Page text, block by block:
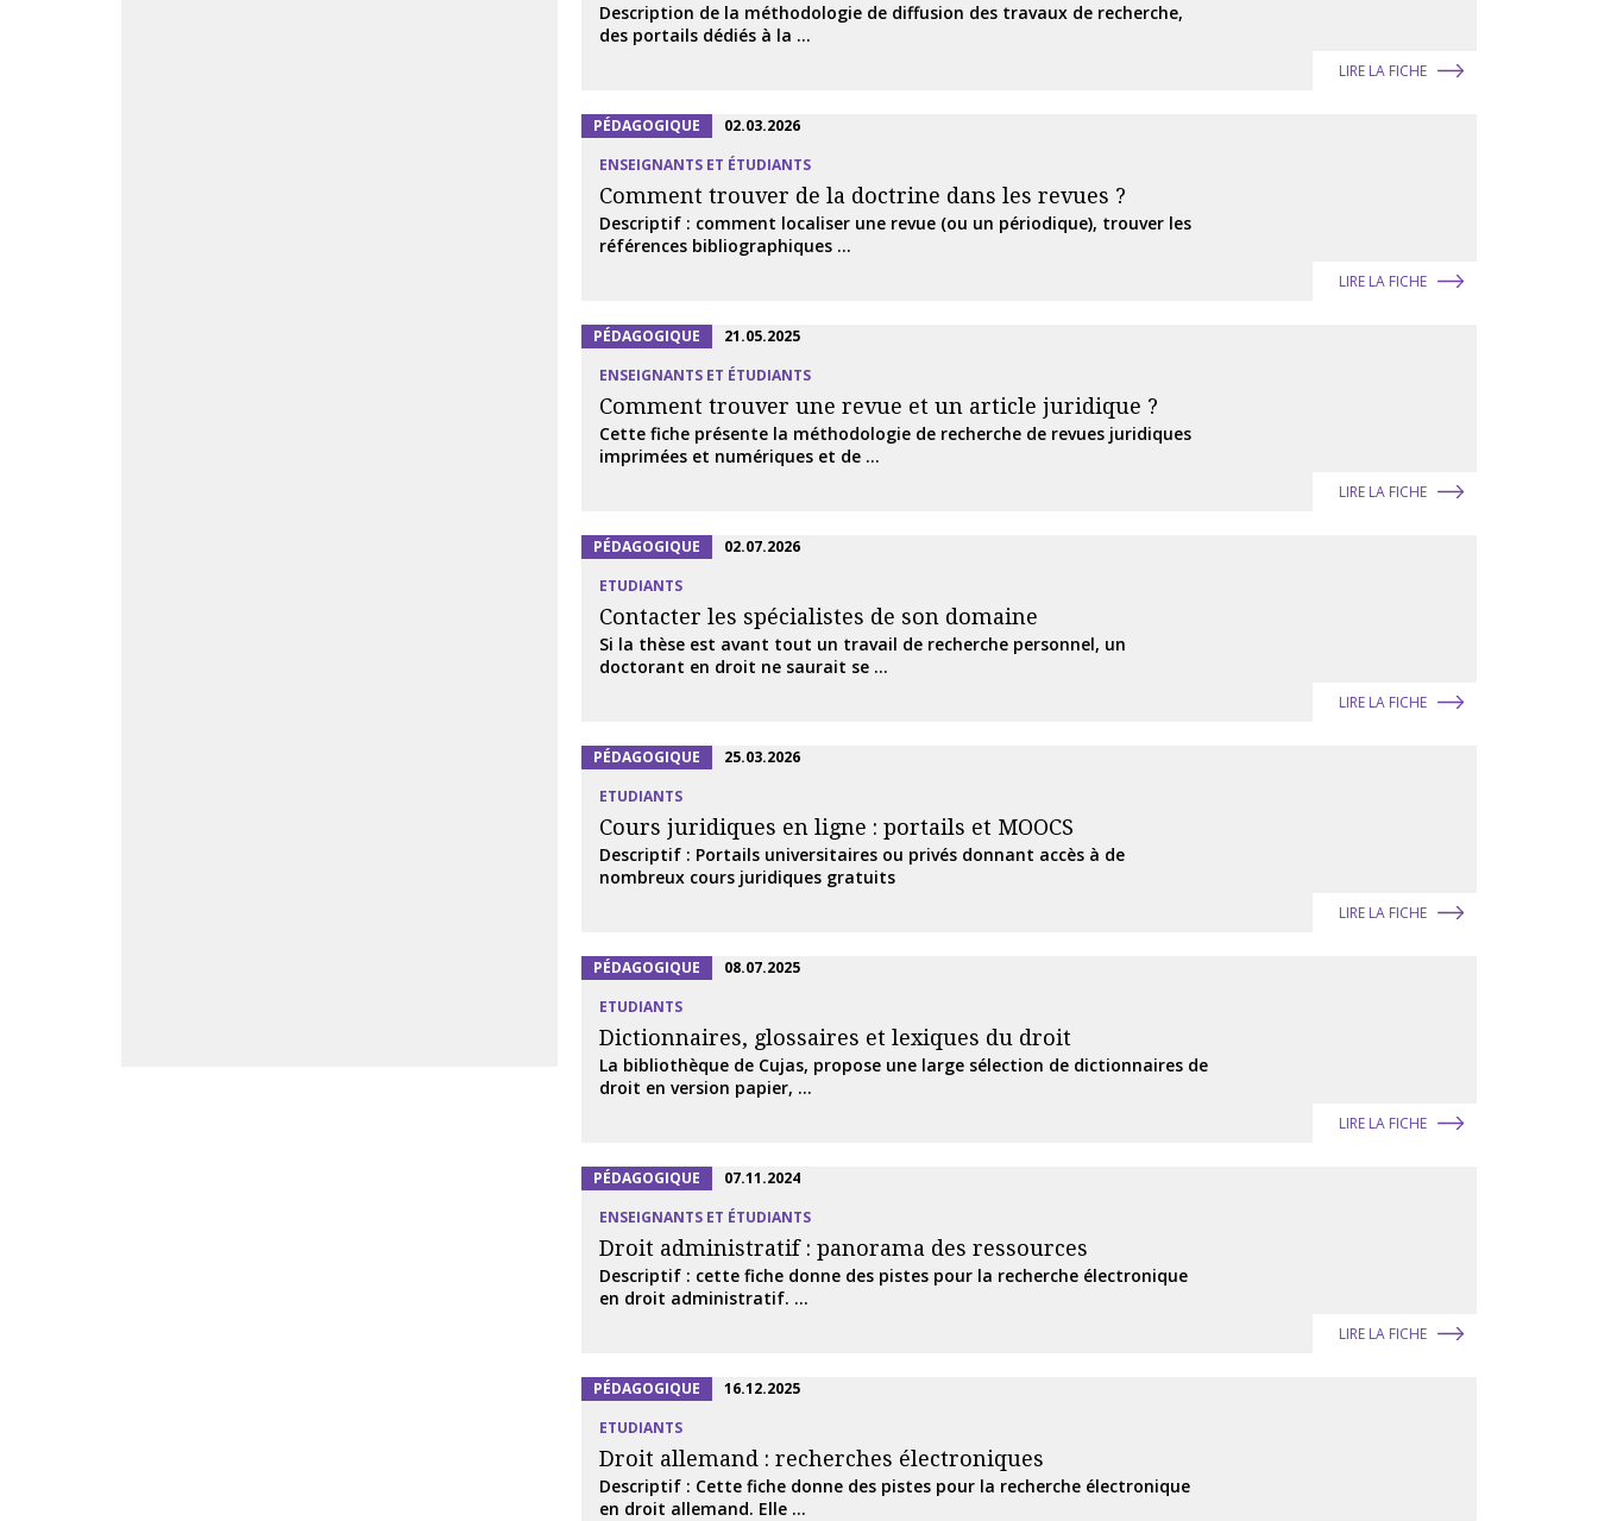
Description de la méthodologie de diffusion des travaux de recherche,
des portails dédiés à la ...
LIRE LA FICHE
PÉDAGOGIQUE
02.03.2026
ENSEIGNANTS ET ÉTUDIANTS
Comment trouver de la doctrine dans les revues ?
Descriptif : comment localiser une revue (ou un périodique), trouver les
références bibliographiques ...
LIRE LA FICHE
PÉDAGOGIQUE
21.05.2025
ENSEIGNANTS ET ÉTUDIANTS
Comment trouver une revue et un article juridique ?
Cette fiche présente la méthodologie de recherche de revues juridiques
imprimées et numériques et de ...
LIRE LA FICHE
PÉDAGOGIQUE
02.07.2026
ETUDIANTS
Contacter les spécialistes de son domaine
Si la thèse est avant tout un travail de recherche personnel, un
doctorant en droit ne saurait se ...
LIRE LA FICHE
PÉDAGOGIQUE
25.03.2026
ETUDIANTS
Cours juridiques en ligne : portails et MOOCS
Descriptif : Portails universitaires ou privés donnant accès à de
nombreux cours juridiques gratuits
LIRE LA FICHE
PÉDAGOGIQUE
08.07.2025
ETUDIANTS
Dictionnaires, glossaires et lexiques du droit
La bibliothèque de Cujas, propose une large sélection de dictionnaires de
droit en version papier, ...
LIRE LA FICHE
PÉDAGOGIQUE
07.11.2024
ENSEIGNANTS ET ÉTUDIANTS
Droit administratif : panorama des ressources
Descriptif : cette fiche donne des pistes pour la recherche électronique
en droit administratif. ...
LIRE LA FICHE
PÉDAGOGIQUE
16.12.2025
ETUDIANTS
Droit allemand : recherches électroniques
Descriptif : Cette fiche donne des pistes pour la recherche électronique
en droit allemand. Elle ...